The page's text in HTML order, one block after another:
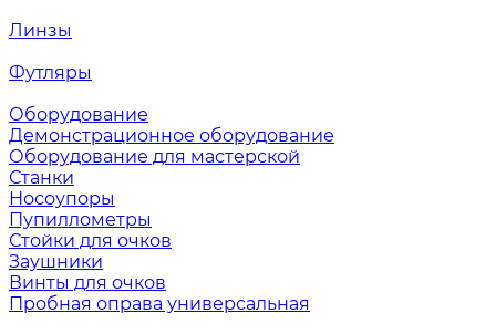
Линзы
Футляры
Оборудование
Демонстрационное оборудование
Оборудование для мастерской
Станки
Носоупоры
Пупиллометры
Стойки для очков
Заушники
Винты для очков
Пробная оправа универсальная